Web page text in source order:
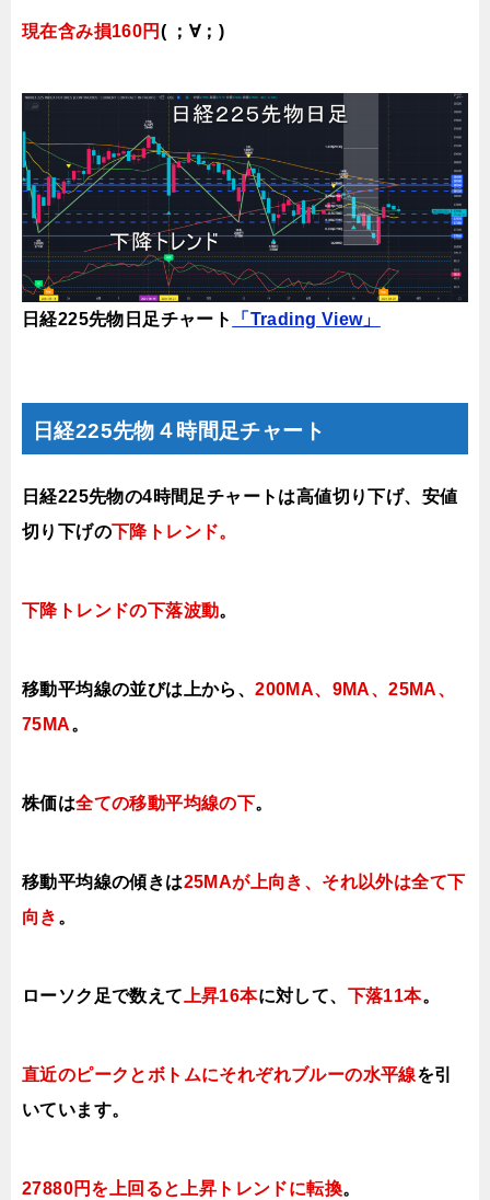
現在含み損160円 ( ；∀；)
日経225先物日足チャート 「Trading View」
日経225先物４時間足チャート
日経225先物の4時間足チャートは高値切り下げ、安値
切り下げの下降トレンド。
下降トレンドの下落波動。
移動平均線の並びは上から、200MA、9MA、25MA、
75MA。
株価は全ての移動平均線の下。
移動平均線の傾きは25MAが上向き、それ以外は全て下
向き 。
ローソク足で数えて 上昇16本に対して、 下落11本。
直近のピークとボトムにそれぞれブルーの水平線を引
いています。
27880円を上回ると上昇トレンドに転換。